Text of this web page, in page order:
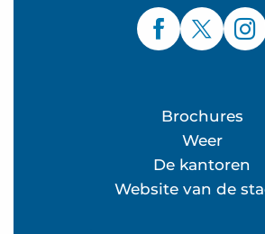
Brochures
Weer
De kantoren
Website van de